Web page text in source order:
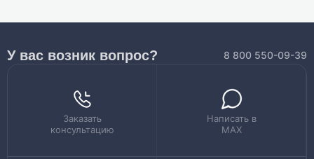
У вас возник вопрос? 8 800 550-09-39
Заказать
консультацию
Написать в
MAX